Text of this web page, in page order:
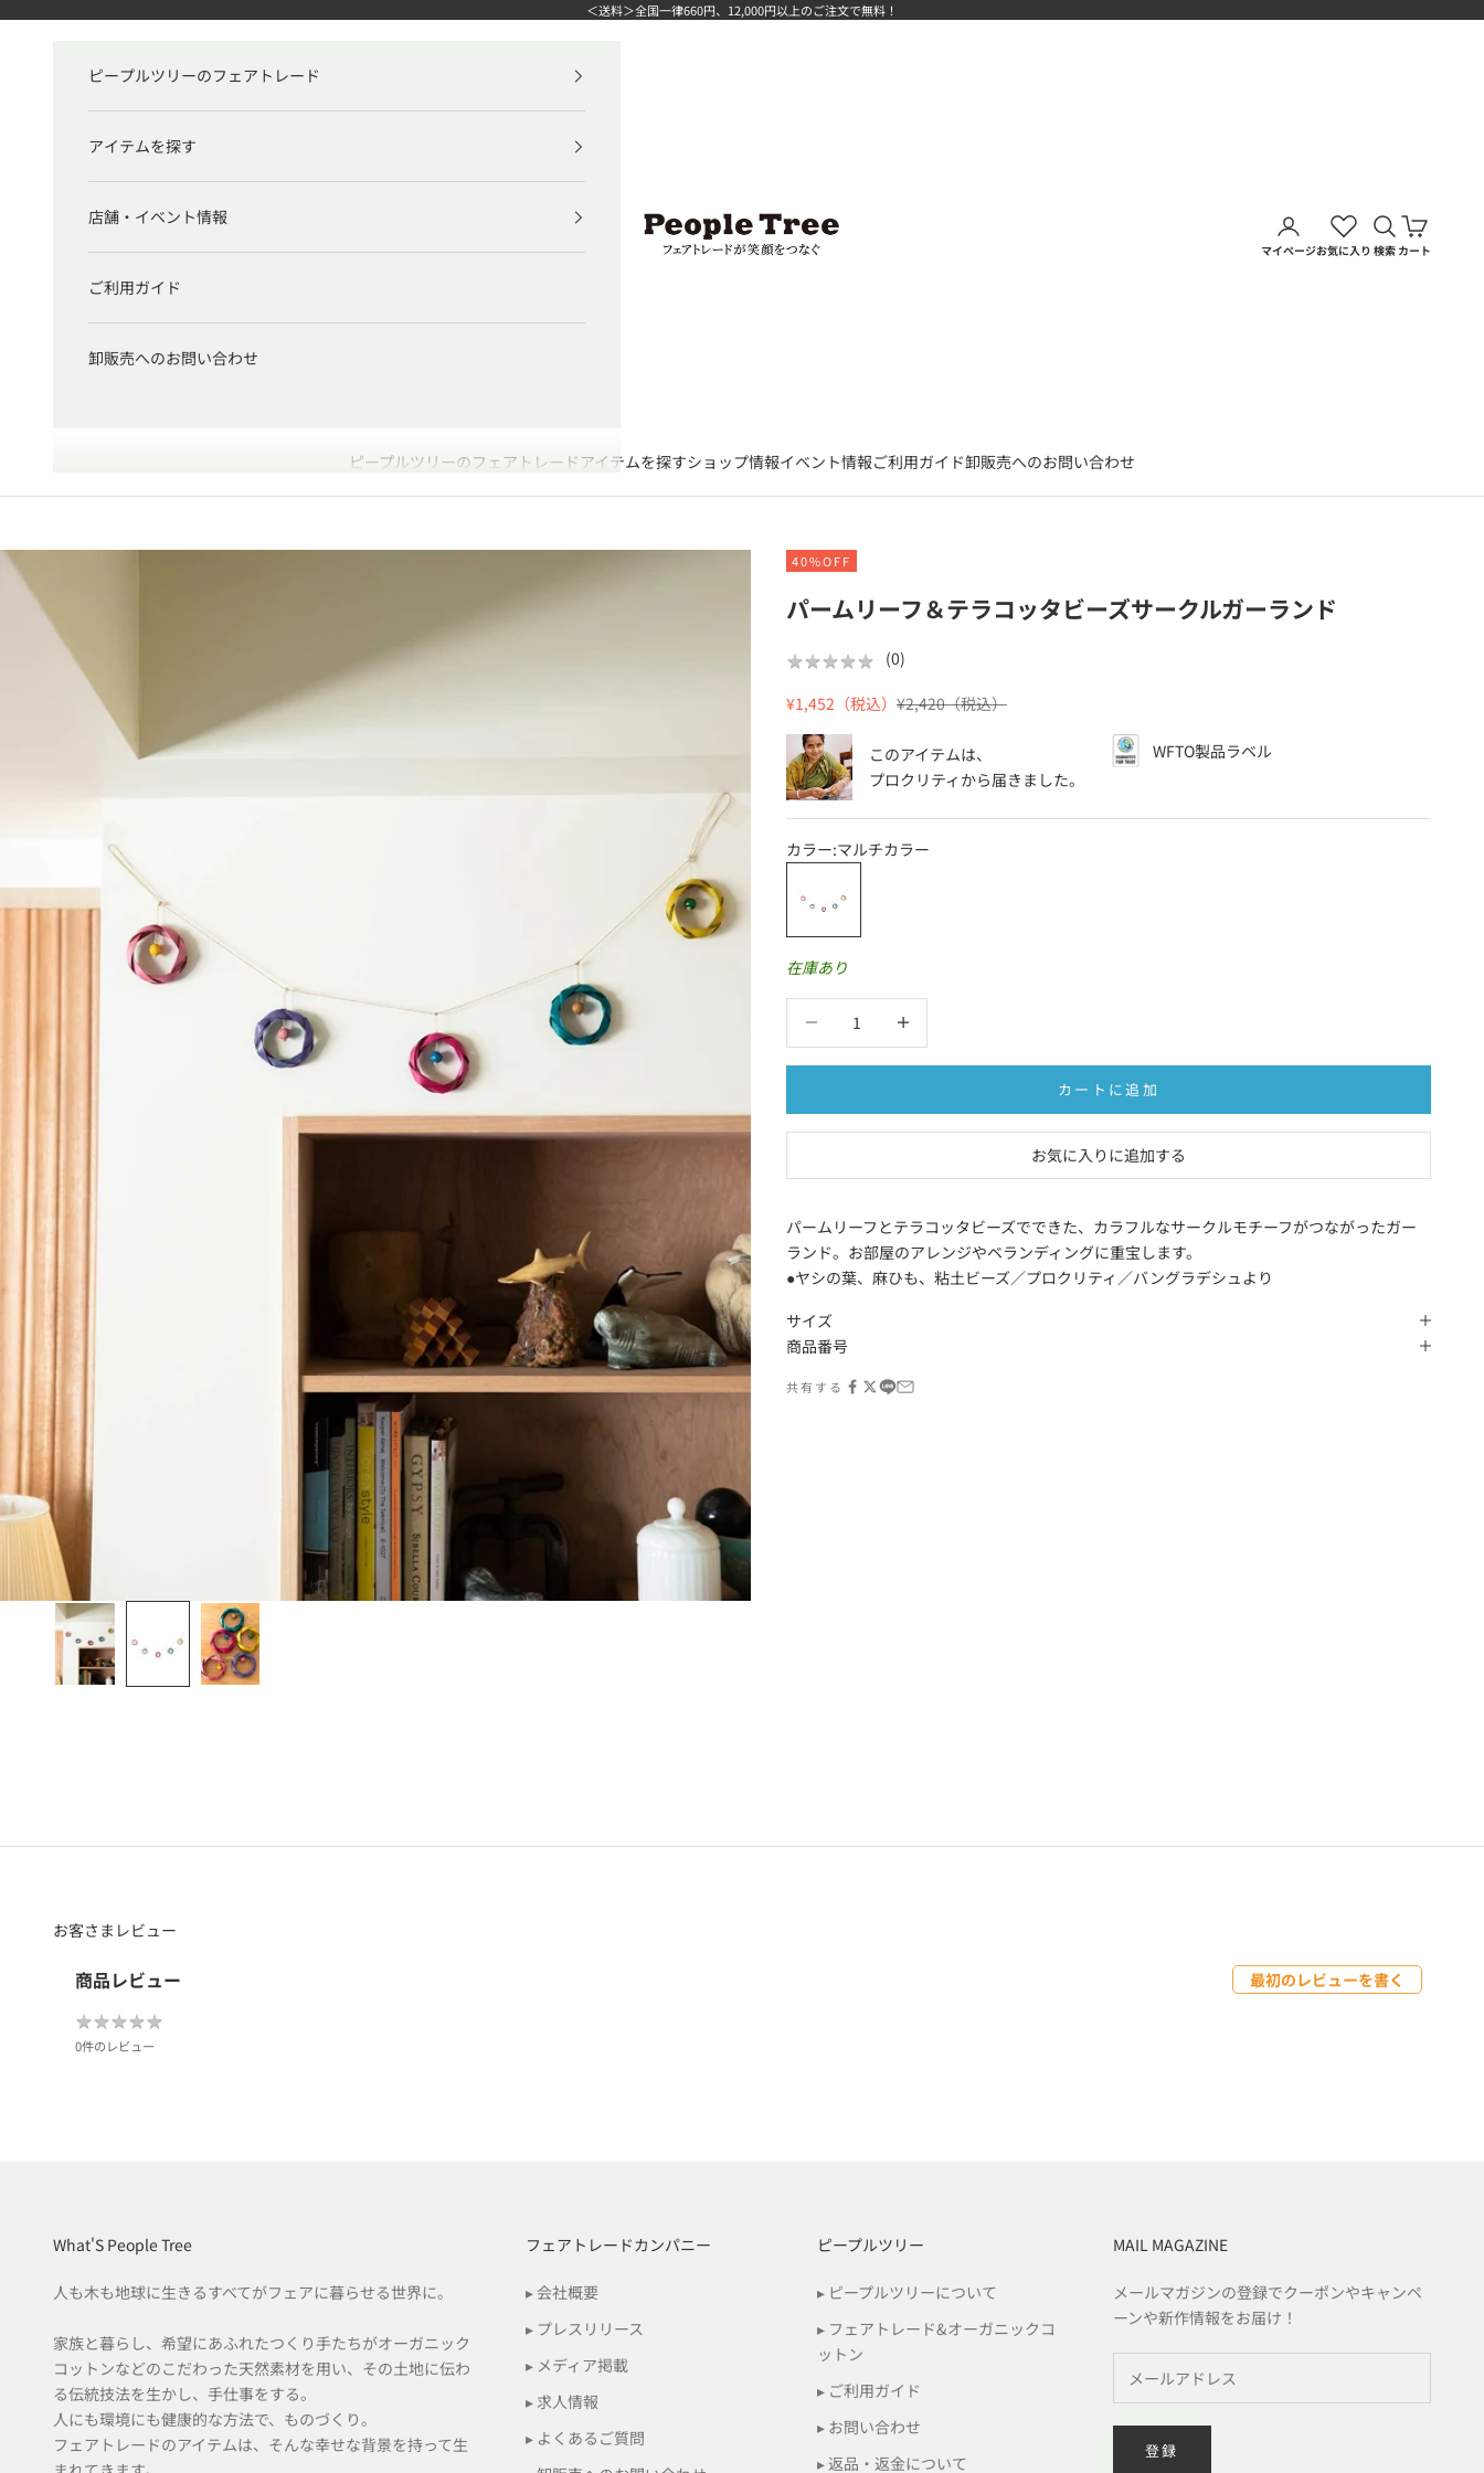
＜送料＞全国一律660円、12,000円以上のご注文で無料！
ピープルツリー公式オンラインショップ
ピープルツリーのフェアトレード アイテムを探すショップ情報イベント情報ご利用ガイド卸販売へのお問い合わせ
アカウントページに移動す
マイページお気に入り
検索を開く
検索
カートを
カート
ピープルツリーのフェアトレード
アイテムを探す
店舗・イベント情報
ご利用ガイド
卸販売へのお問い合わせ
40%OFF
パームリーフ＆テラコッタビーズサークルガーランド
★★★★★
★★★★★ (0)
セール価格
¥1,452（税込） 通常価格
¥2,420（税込）
このアイテムは、
プロクリティ から届きました。
WFTO製品ラベル
カラー:マルチカラー
在庫あり
カートに追加
お気に入りに追加する
パームリーフとテラコッタビーズでできた、カラフルなサークルモチーフがつながったガー
ランド。お部屋のアレンジやベランディングに重宝します。
●ヤシの葉、麻ひも、粘土ビーズ／プロクリティ／バングラデシュより
サイズ
商品番号
共有する
お客さまレビュー
商品レビュー 最初のレビューを書く
★★★★★
★★★★★
0件のレビュー
What'S People Tree
人も木も地球に生きるすべてがフェアに暮らせる世界に。
家族と暮らし、希望にあふれたつくり手たちがオーガニック
コットンなどのこだわった天然素材を用い、その土地に伝わ
る伝統技法を生かし、手仕事をする。
人にも環境にも健康的な方法で、ものづくり。
フェアトレードのアイテムは、そんな幸せな背景を持って生
フェアトレードカンパニー
▸ 会社概要
▸ プレスリリース
▸ メディア掲載
▸ 求人情報
▸ よくあるご質問
ピープルツリー
▸ ピープルツリーについて
▸ フェアトレード&オーガニックコ
ットン
▸ ご利用ガイド
▸ お問い合わせ
▸ 返品・返金について
MAIL MAGAZINE
メールマガジンの登録でクーポンやキャンペ
ーンや新作情報をお届け！
登録